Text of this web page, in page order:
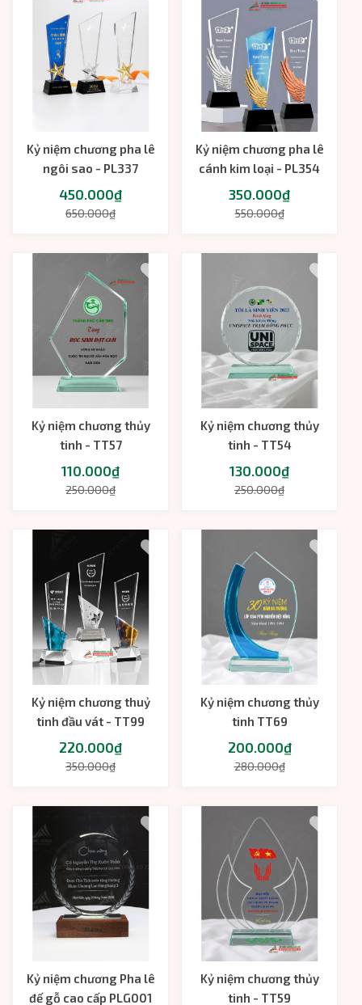
Kỷ niệm chương pha lê
ngôi sao - PL337
450.000₫
650.000₫
Kỷ niệm chương pha lê
cánh kim loại - PL354
350.000₫
550.000₫
Kỷ niệm chương thủy
tinh - TT57
110.000₫
250.000₫
Kỷ niệm chương thủy
tinh - TT54
130.000₫
250.000₫
Kỷ niệm chương thuỷ
tinh đầu vát - TT99
220.000₫
350.000₫
Kỷ niệm chương thủy
tinh TT69
200.000₫
280.000₫
Kỷ niệm chương Pha lê
đế gỗ cao cấp PLG001
Kỷ niệm chương thủy
tinh - TT59